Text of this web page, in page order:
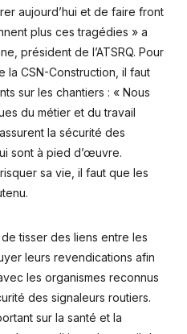
aujourd’hui et de faire front
plus ces tragédies » a
président de l’ATSRQ. Pour
la CSN-Construction, il faut
sur les chantiers : « Nous
du métier et du travail
la sécurité des
sont à pied d’œuvre.
sa vie, il faut que les
tisser des liens entre les
leurs revendications afin
les organismes reconnus
des signaleurs routiers.
sur la santé et la